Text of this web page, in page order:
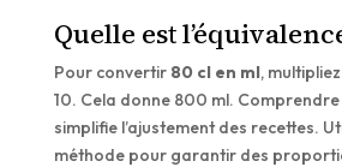
Quelle est
Pour convertir 80 cl en ml,
10. Cela donne 800 ml.
simplifie l’ajustement des recettes.
méthode pour garantir des